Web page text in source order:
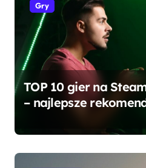
Gry
TOP 10 gier na
– najlepsze
każdą kieszeń